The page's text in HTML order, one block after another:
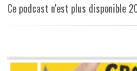
Ce podcast n'est plus disponible